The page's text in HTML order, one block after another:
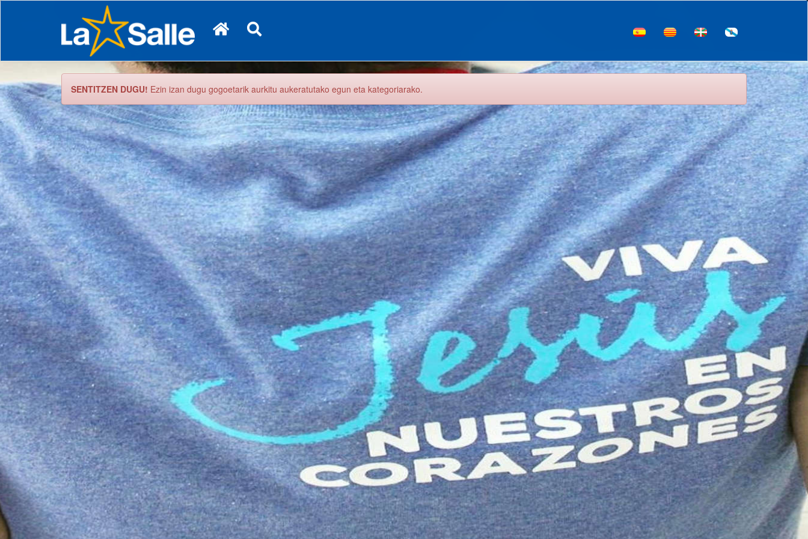
SENTITZEN DUGU! Ezin izan dugu gogoetarik aurkitu aukeratutako egun eta kategoriarako.